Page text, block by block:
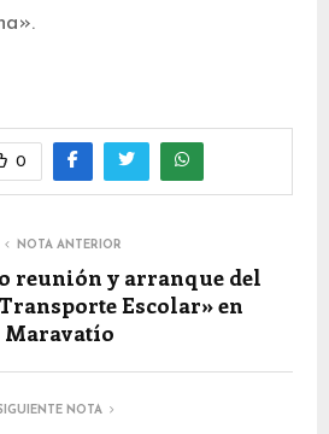
0
NOTA ANTERIOR
reunión y arranque del
Escolar» en
Maravatío
NOTA